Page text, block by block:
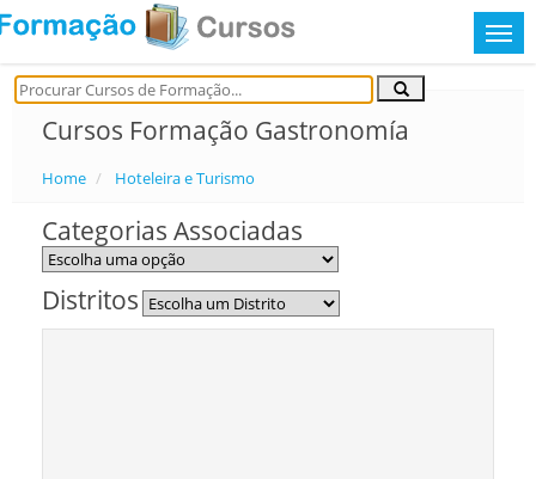
Cursos Formação Gastronomía
Home Hoteleira e Turismo
Categorias Associadas
Distritos